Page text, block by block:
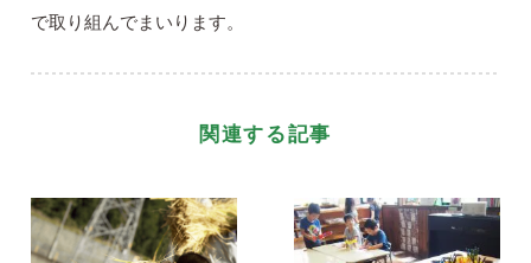
で取り組んでまいります。
関連する記事